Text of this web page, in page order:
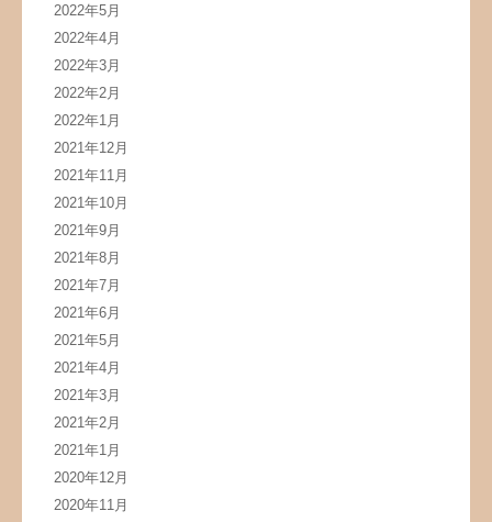
2022年5月
2022年4月
2022年3月
2022年2月
2022年1月
2021年12月
2021年11月
2021年10月
2021年9月
2021年8月
2021年7月
2021年6月
2021年5月
2021年4月
2021年3月
2021年2月
2021年1月
2020年12月
2020年11月